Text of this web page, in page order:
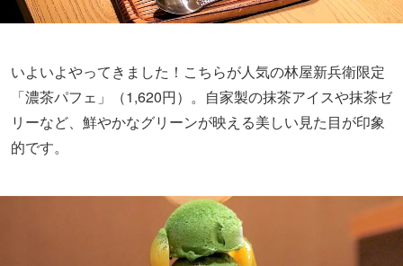
いよいよやってきました！こちらが人気の林屋新兵衛限定
「濃茶パフェ」（1,620円）。自家製の抹茶アイスや抹茶ゼ
リーなど、鮮やかなグリーンが映える美しい見た目が印象
的です。